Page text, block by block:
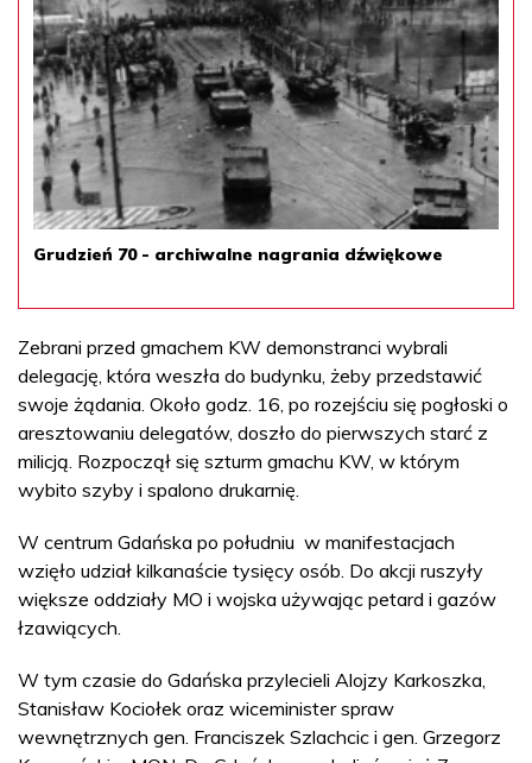
Grudzień 70 - archiwalne nagrania dźwiękowe
Zebrani przed gmachem KW demonstranci wybrali
delegację, która weszła do budynku, żeby przedstawić
swoje żądania. Około godz. 16, po rozejściu się pogłoski o
aresztowaniu delegatów, doszło do pierwszych starć z
milicją. Rozpoczął się szturm gmachu KW, w którym
wybito szyby i spalono drukarnię.
W centrum Gdańska po południu w manifestacjach
wzięło udział kilkanaście tysięcy osób. Do akcji ruszyły
większe oddziały MO i wojska używając petard i gazów
łzawiących.
W tym czasie do Gdańska przylecieli Alojzy Karkoszka,
Stanisław Kociołek oraz wiceminister spraw
wewnętrznych gen. Franciszek Szlachcic i gen. Grzegorz